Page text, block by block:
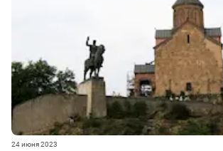
24 июня 2023